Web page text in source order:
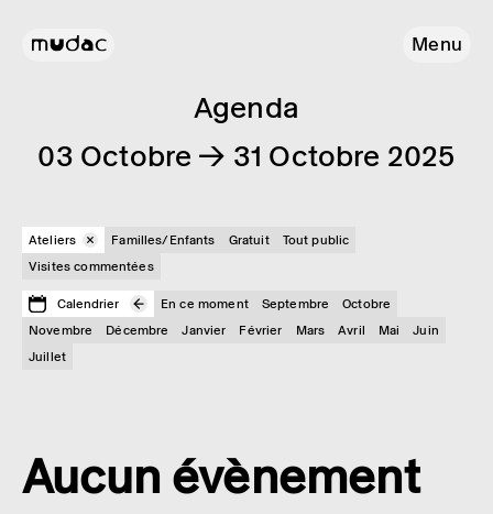
Menu
Agenda
03 Octobre → 31 Octobre 2025
Ateliers Familles/Enfants Gratuit
Tout public
Visites commentées
Calendrier En ce moment Septembre
Octobre
Novembre
Décembre Janvier Février Mars Avril Mai
Juin
Juillet
Aucun évènement